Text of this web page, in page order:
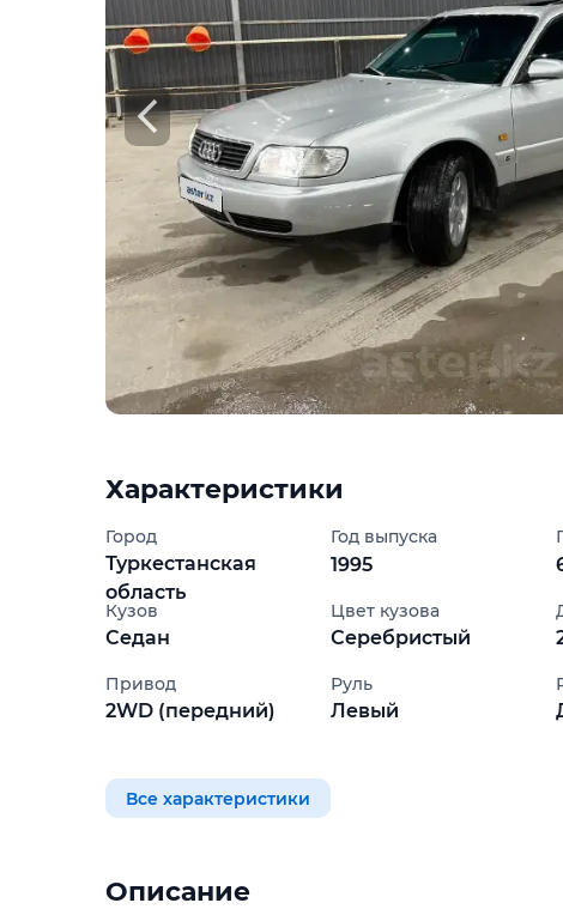
Характеристики
Город
Туркестанская
область
Год выпуска
1995
Кузов
Седан
Цвет кузова
Серебристый
Привод
2WD (передний)
Руль
Левый
Все характеристики
Описание